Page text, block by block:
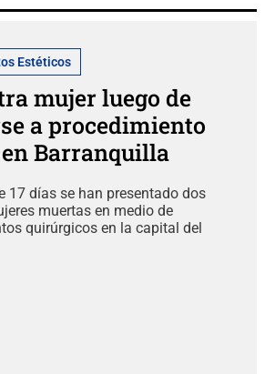
Estéticos
mujer luego de
a procedimiento
Barranquilla
17 días se han presentado dos
muertas en medio de
quirúrgicos en la capital del